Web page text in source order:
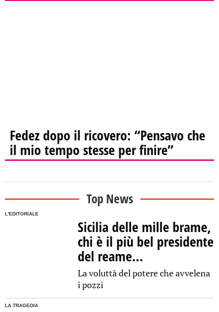
Fedez dopo il ricovero: “Pensavo che
il mio tempo stesse per finire”
Top News
L'EDITORIALE
Sicilia delle mille brame,
chi è il più bel presidente
del reame…
La voluttà del potere che avvelena
i pozzi
LA TRAGEDIA